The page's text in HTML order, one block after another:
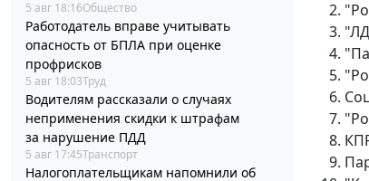
5 авг 18:16Общество
Работодатель вправе учитывать
опасность от БПЛА при оценке
профрисков
5 авг 18:03Труд
Водителям рассказали о случаях
неприменения скидки к штрафам
за нарушение ПДД
5 авг 17:45Транспорт
Налогоплательщикам напомнили об